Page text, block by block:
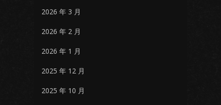
2026 年 3 月
2026 年 2 月
2026 年 1 月
2025 年 12 月
2025 年 10 月